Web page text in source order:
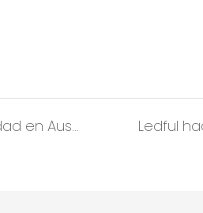
Proyecto al aire libre personalizado para publicidad en Australia